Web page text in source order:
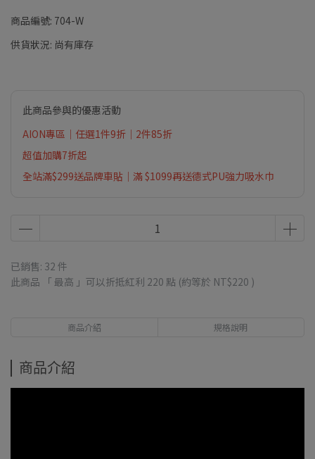
商品編號: 704-W
供貨狀況: 尚有庫存
此商品參與的優惠活動
AION專區｜任選1件9折｜2件85折
超值加購7折起
全站滿$299送品牌車貼｜滿 $1099再送德式PU強力吸水巾
已銷售: 32 件
此商品 「 最高 」可以折抵紅利 220 點 (約等於 NT$220 )
商品介紹 規格說明
商品介紹